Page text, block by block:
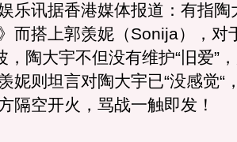
讯据香港媒体报道：有指陶
》而搭上郭羡妮（Sonija），对
，陶大宇不但没有维护“旧爱”
妮则坦言对陶大宇已“没感觉“
隔空开火，骂战一触即发！